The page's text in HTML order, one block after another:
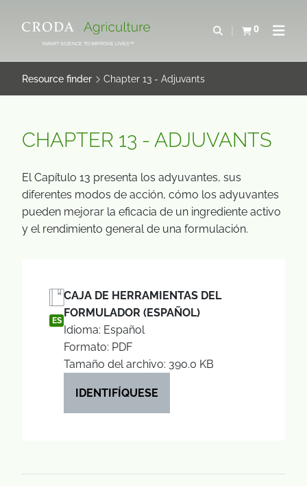
CONTENIDOSMART SCIENCE TO IMPROVE LIVES™
Abrir0
Ver carritoAbrir
Resource finder Chapter 13 - Adjuvants
CHAPTER 13 - ADJUVANTS
El Capítulo 13 presenta los adyuvantes, sus
diferentes modos de acción, cómo los adyuvantes
pueden mejorar la eficacia de un ingrediente activo
y el rendimiento general de una formulación.
ES
CAJA DE HERRAMIENTAS DEL
FORMULADOR (ESPAÑOL)
Idioma: Español
Formato: PDF
Tamaño del archivo: 390.0 KB
IDENTIFÍQUESE